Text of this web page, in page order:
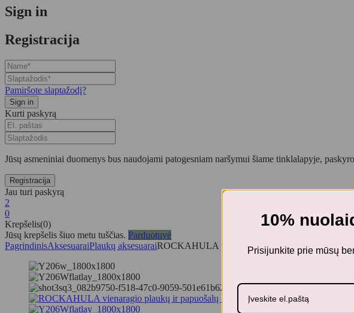
Sign in
Registracija
Pamiršote slaptažodį?
Kurti paskyrą
Jūsų asmeniniai duomenys bus naudojami patogesniam naršymui šiame tinklalapyje,
Jau turi paskyrą
2
0
Krepšelis(0)
Jūsų krepšelis šiuo metu tuščias. Parduotuvė
PagrindinisAksesuaraiPlaukų aksesuaraiROCKAHULA vienaragio plaukų ir papuošalų
10%
Prisijunkite prie mūsų